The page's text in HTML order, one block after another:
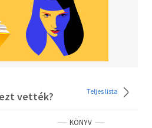
vették? Teljes lista
KÖNYV